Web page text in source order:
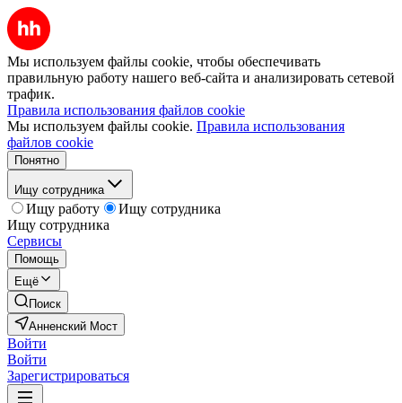
Мы используем файлы cookie, чтобы обеспечивать
правильную работу нашего веб-сайта и анализировать сетевой
трафик.
Правила использования файлов cookie
Мы используем файлы cookie. Правила использования
файлов cookie
Понятно
Ищу сотрудника
Ищу работу
Ищу сотрудника
Ищу сотрудника
Сервисы
Помощь
Ещё
Поиск
Анненский Мост
Войти
Войти
Зарегистрироваться